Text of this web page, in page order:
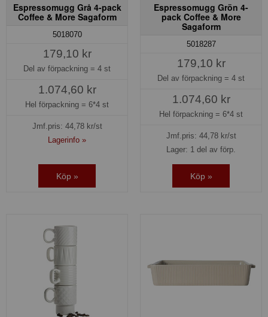
Espressomugg Grå 4-pack
Coffee & More Sagaform
5018070
179,10 kr
Del av förpackning = 4 st
1.074,60 kr
Hel förpackning = 6*4 st
Jmf.pris: 44,78kr/st
Lagerinfo »
Köp »
Espressomugg Grön 4-
pack Coffee & More
Sagaform
5018287
179,10 kr
Del av förpackning = 4 st
1.074,60 kr
Hel förpackning = 6*4 st
Jmf.pris: 44,78kr/st
Lager: 1 del av förp.
Köp »